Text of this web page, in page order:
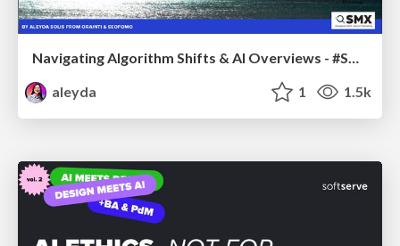
Navigating Algorithm Shifts & AI Overviews - #SMXNext
aleyda
1 1.5k